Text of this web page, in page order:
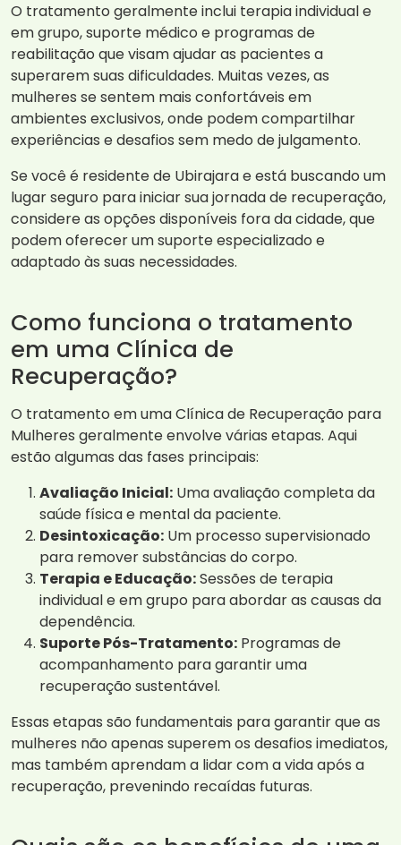
O tratamento geralmente inclui terapia individual e
em grupo, suporte médico e programas de
reabilitação que visam ajudar as pacientes a
superarem suas dificuldades. Muitas vezes, as
mulheres se sentem mais confortáveis em
ambientes exclusivos, onde podem compartilhar
experiências e desafios sem medo de julgamento.
Se você é residente de Ubirajara e está buscando um
lugar seguro para iniciar sua jornada de recuperação,
considere as opções disponíveis fora da cidade, que
podem oferecer um suporte especializado e
adaptado às suas necessidades.
Como funciona o tratamento
em uma Clínica de
Recuperação?
O tratamento em uma Clínica de Recuperação para
Mulheres geralmente envolve várias etapas. Aqui
estão algumas das fases principais:
Avaliação Inicial: Uma avaliação completa da
saúde física e mental da paciente.
Desintoxicação: Um processo supervisionado
para remover substâncias do corpo.
Terapia e Educação:Sessões de terapia
individual e em grupo para abordar as causas da
dependência.
Suporte Pós-Tratamento: Programas de
acompanhamento para garantir uma
recuperação sustentável.
Essas etapas são fundamentais para garantir que as
mulheres não apenas superem os desafios imediatos,
mas também aprendam a lidar com a vida após a
recuperação, prevenindo recaídas futuras.